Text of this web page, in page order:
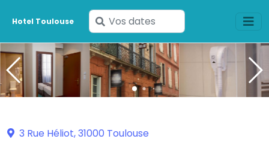
Hotel Toulouse
Saisissez
vos
dates
3 Rue Héliot, 31000 Toulouse